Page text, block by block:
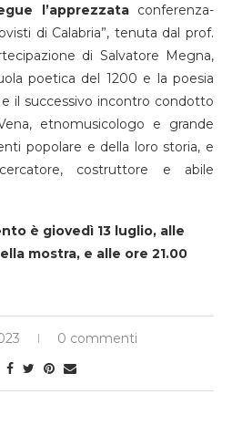
l’apprezzataconferenza-
di Calabria”, tenuta dal prof.
di Salvatore Megna,
poetica del 1200 e la poesia
il successivo incontro condotto
etnomusicologo e grande
popolare e della loro storia, e
costruttore e abile
è giovedì 13 luglio, alle
mostra, e alle ore 21.00
0 commenti